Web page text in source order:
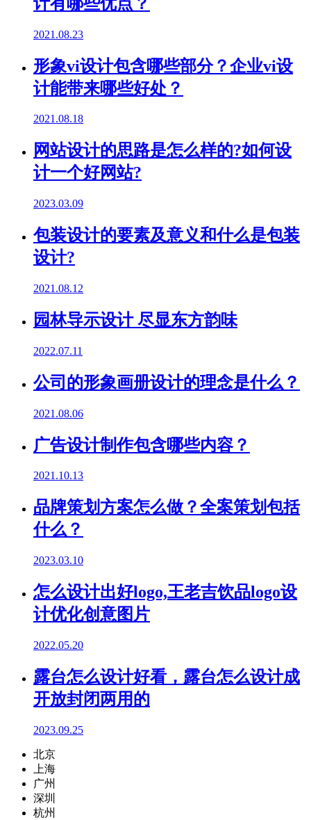
2021.08.23
形象vi设计包含哪些部分？企业vi设
计能带来哪些好处？
2021.08.18
网站设计的思路是怎么样的?如何设
计一个好网站?
2023.03.09
包装设计的要素及意义和什么是包装
设计?
2021.08.12
园林导示设计 尽显东方韵味
2022.07.11
公司的形象画册设计的理念是什么？
2021.08.06
广告设计制作包含哪些内容？
2021.10.13
品牌策划方案怎么做？全案策划包括
什么？
2023.03.10
怎么设计出好logo,王老吉饮品logo设
计优化创意图片
2022.05.20
露台怎么设计好看，露台怎么设计成
开放封闭两用的
2023.09.25
北京
上海
广州
深圳
杭州